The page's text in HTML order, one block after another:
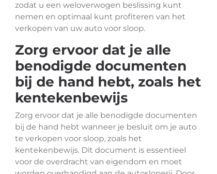
zodat u een weloverwogen beslissing kunt
nemen en optimaal kunt profiteren van het
verkopen van uw auto voor sloop.
Zorg ervoor dat je alle
benodigde documenten
bij de hand hebt, zoals het
kentekenbewijs
Zorg ervoor dat je alle benodigde documenten
bij de hand hebt wanneer je besluit om je auto
te verkopen voor sloop, zoals het
kentekenbewijs. Dit document is essentieel
voor de overdracht van eigendom en moet